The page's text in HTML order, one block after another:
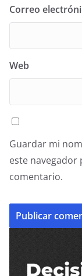
Correo
Web
Guardar mi
este navegador
comentario.